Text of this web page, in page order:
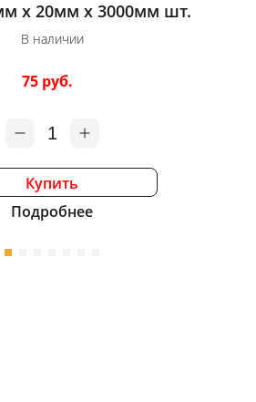
х 20мм х 3000мм шт.
В наличии
75 руб.
1
Купить
Подробнее